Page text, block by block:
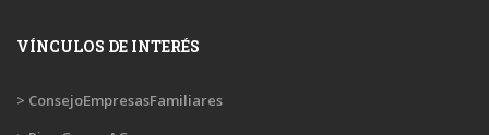
VÍNCULOS DE INTERÉS
> ConsejoEmpresasFamiliares